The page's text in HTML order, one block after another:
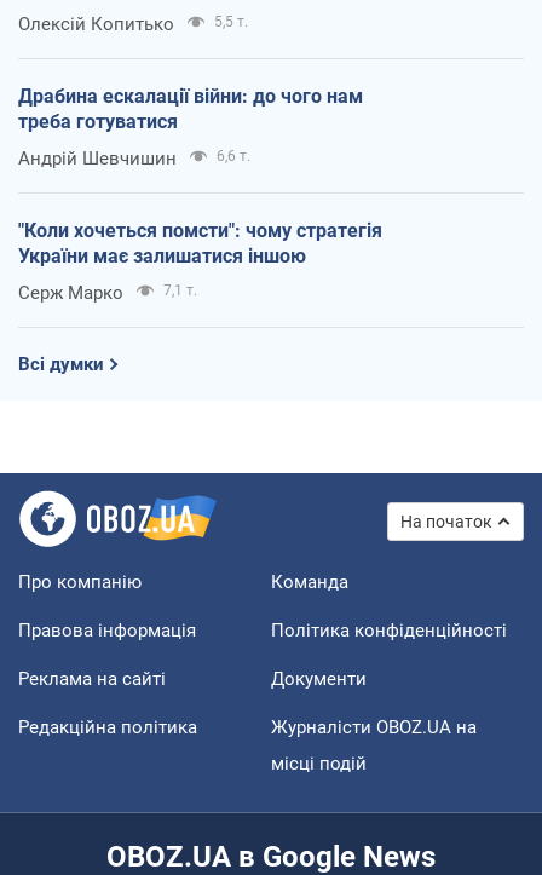
Олексій Копитько 5,5 т.
Драбина ескалації війни: до чого нам
треба готуватися
Андрій Шевчишин 6,6 т.
"Коли хочеться помсти": чому стратегія
України має залишатися іншою
Серж Марко 7,1 т.
Всі думки
На початок
Про компанію Команда
Правова інформація Політика конфіденційності
Реклама на сайті Документи
Редакційна політика
Журналісти OBOZ.UA на
місці подій
OBOZ.UA в Google News